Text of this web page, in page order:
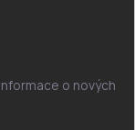
o nových